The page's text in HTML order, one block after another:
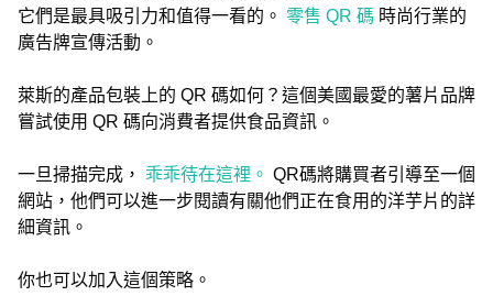
它們是最具吸引力和值得一看的。 零售 QR 碼 時尚行業的
廣告牌宣傳活動。
萊斯的產品包裝上的 QR 碼如何？這個美國最愛的薯片品牌
嘗試使用 QR 碼向消費者提供食品資訊。
一旦掃描完成， 乖乖待在這裡。 QR碼將購買者引導至一個
網站，他們可以進一步閱讀有關他們正在食用的洋芋片的詳
細資訊。
你也可以加入這個策略。